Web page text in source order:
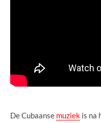
De Cubaanse muziek is na